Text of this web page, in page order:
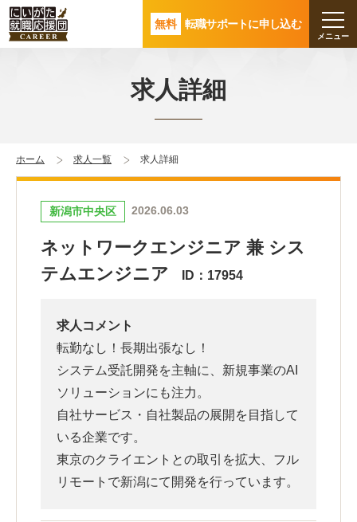
無料 転職サポートに申し込む
求人詳細
ホーム 求人一覧 求人詳細
新潟市中央区 2026.06.03
ネットワークエンジニア 兼 シス
テムエンジニア
ID：17954
求人コメント
転勤なし！長期出張なし！
システム受託開発を主軸に、新規事業のAI
ソリューションにも注力。
自社サービス・自社製品の展開を目指して
いる企業です。
東京のクライエントとの取引を拡大、フル
リモートで新潟にて開発を行っています。